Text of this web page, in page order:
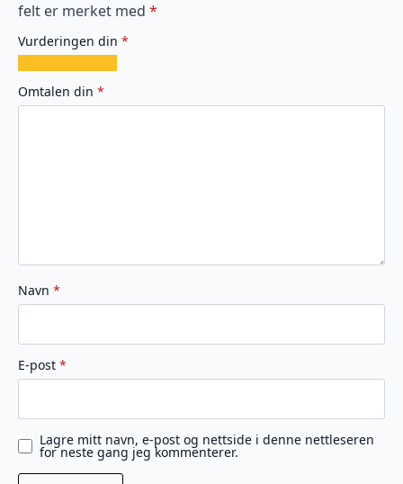
felt er merket med *
Vurderingen din *
av
5
av
5
av
5
av
5
av
5
Omtalen din *
Navn *
E-post *
Lagre mitt navn, e-post og nettside i denne nettleseren
for neste gang jeg kommenterer.